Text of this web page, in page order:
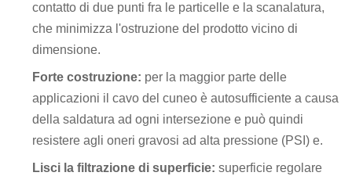
contatto di due punti fra le particelle e la scanalatura,
che minimizza l'ostruzione del prodotto vicino di
dimensione.
Forte costruzione: per la maggior parte delle
applicazioni il cavo del cuneo è autosufficiente a causa
della saldatura ad ogni intersezione e può quindi
resistere agli oneri gravosi ad alta pressione (PSI) e.
Lisci la filtrazione di superficie: superficie regolare